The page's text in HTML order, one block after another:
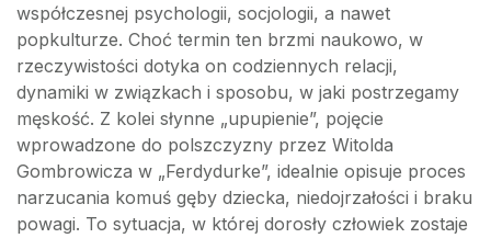
współczesnej psychologii, socjologii, a nawet
popkulturze. Choć termin ten brzmi naukowo, w
rzeczywistości dotyka on codziennych relacji,
dynamiki w związkach i sposobu, w jaki postrzegamy
męskość. Z kolei słynne „upupienie”, pojęcie
wprowadzone do polszczyzny przez Witolda
Gombrowicza w „Ferdydurke”, idealnie opisuje proces
narzucania komuś gęby dziecka, niedojrzałości i braku
powagi. To sytuacja, w której dorosły człowiek zostaje